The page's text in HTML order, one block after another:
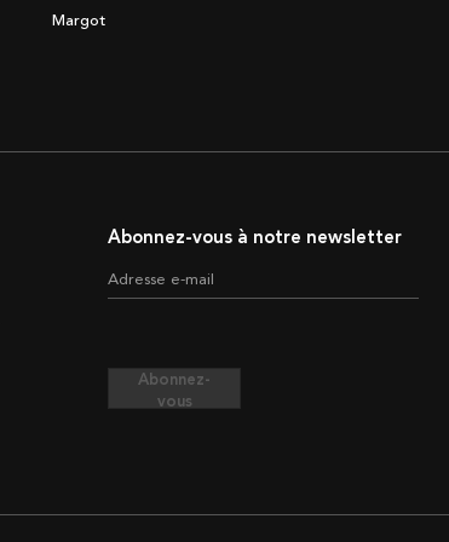
Margot
Abonnez-vous à notre newsletter
Adresse e-mail
Abonnez-
vous